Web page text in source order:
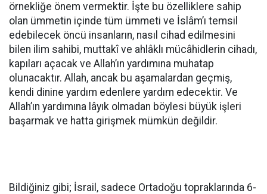
örnekliğe önem vermektir. İşte bu özelliklere sahip
olan ümmetin içinde tüm ümmeti ve İslâm’ı temsil
edebilecek öncü insanların, nasıl cihad edilmesini
bilen ilim sahibi, muttakî ve ahlâklı mücâhidlerin cihadı,
kapıları açacak ve Allah’ın yardımına muhatap
olunacaktır. Allah, ancak bu aşamalardan geçmiş,
kendi dinine yardım edenlere yardım edecektir. Ve
Allah’ın yardımına lâyık olmadan böylesi büyük işleri
başarmak ve hatta girişmek mümkün değildir.
Bildiğiniz gibi; İsrail, sadece Ortadoğu topraklarında 6-